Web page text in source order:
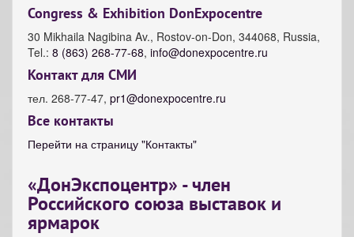
Congress & Exhibition DonExpocentre
30 Mikhaila Nagibina Av., Rostov-on-Don, 344068, Russia,
Tel.: 8 (863) 268-77-68, info@donexpocentre.ru
Контакт для СМИ
тел. 268-77-47, pr1@donexpocentre.ru
Все контакты
Перейти на страницу "Контакты"
«ДонЭкспоцентр» - член
Российского союза выставок и
ярмарок